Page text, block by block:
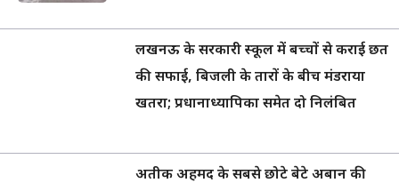
लखनऊ के सरकारी स्कूल में बच्चों से कराई छत
की सफाई, बिजली के तारों के बीच मंडराया
खतरा; प्रधानाध्यापिका समेत दो निलंबित
अतीक अहमद के सबसे छोटे बेटे अबान की